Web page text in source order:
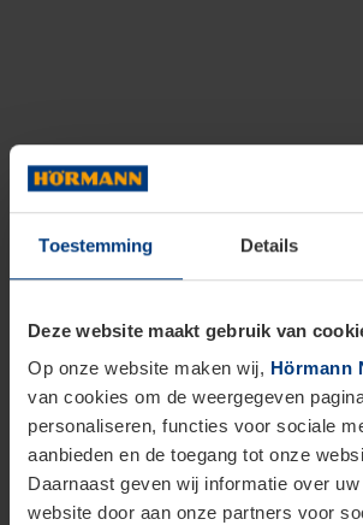
Toestemming Details
Deze website maakt gebruik van
Op onze website maken wij, Hörmann
van cookies om de weergegeven
personaliseren, functies voor sociale
aanbieden en de toegang tot onze
Daarnaast geven wij informatie over
website door aan onze partners voor